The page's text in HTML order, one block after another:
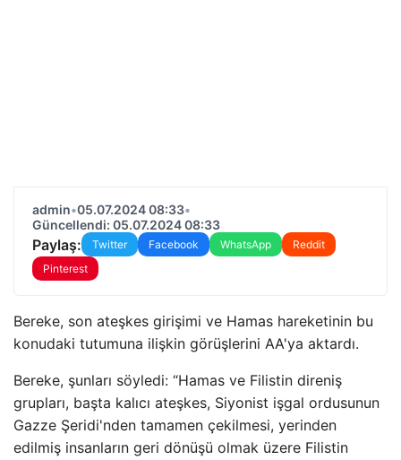
admin•05.07.2024 08:33•
Güncellendi: 05.07.2024 08:33
Paylaş: Twitter Facebook WhatsApp
Reddit
Pinterest
Bereke, son ateşkes girişimi ve Hamas hareketinin bu
konudaki tutumuna ilişkin görüşlerini AA'ya aktardı.
Bereke, şunları söyledi: “Hamas ve Filistin direniş
grupları, başta kalıcı ateşkes, Siyonist işgal ordusunun
Gazze Şeridi'nden tamamen çekilmesi, yerinden
edilmiş insanların geri dönüşü olmak üzere Filistin